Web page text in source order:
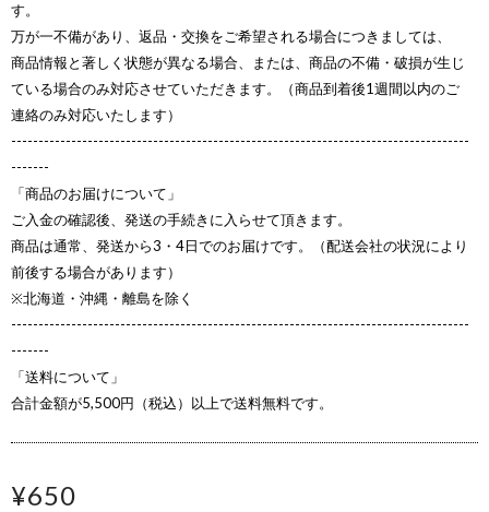
す。
万が一不備があり、返品・交換をご希望される場合につきましては、
商品情報と著しく状態が異なる場合、または、商品の不備・破損が生じ
ている場合のみ対応させていただきます。（商品到着後1週間以内のご
連絡のみ対応いたします）
------------------------------------------------------------------------------------
-------
「商品のお届けについて」
ご入金の確認後、発送の手続きに入らせて頂きます。
商品は通常、発送から3・4日でのお届けです。（配送会社の状況により
前後する場合があります）
※北海道・沖縄・離島を除く
------------------------------------------------------------------------------------
-------
「送料について」
合計金額が5,500円（税込）以上で送料無料です。
¥650